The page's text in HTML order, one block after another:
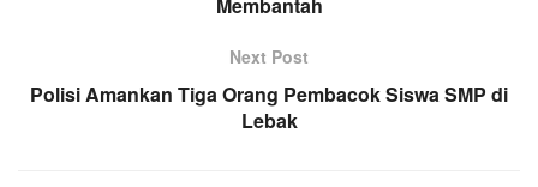
Next Post
Polisi Amankan Tiga Orang Pembacok Siswa SMP di
Lebak